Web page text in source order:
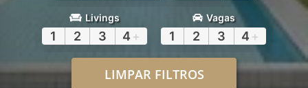
Livings
1 2 3 4 +
Vagas
1 2 3 4 +
LIMPAR FILTROS